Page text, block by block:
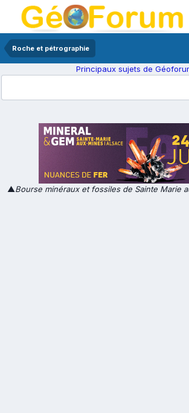
Roche et pétrographie
Principaux sujets de
▲Bourse minéraux et fossiles de Sainte Marie